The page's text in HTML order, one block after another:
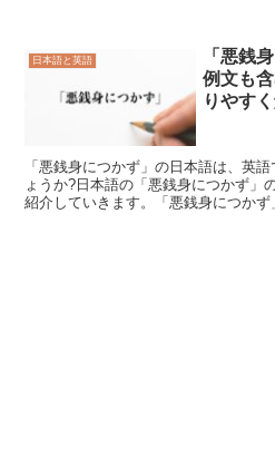
日本語と英語
「悪銭
例文も
りやす
「悪銭身につかず」の日本語は、英
ょうか?日本語の「悪銭身につかず」
紹介していきます。「悪銭身につかず